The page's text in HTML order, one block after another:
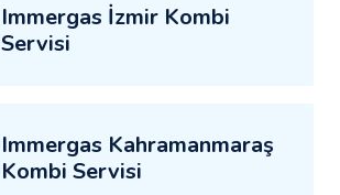
Immergas İzmir Kombi
Servisi
Immergas Kahramanmaraş
Kombi Servisi